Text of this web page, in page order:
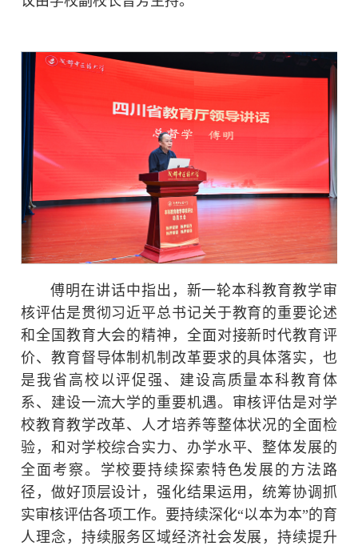
傅明在讲话中指出，新一轮本科教育教学审
核评估是贯彻习近平总书记关于教育的重要论述
和全国教育大会的精神，全面对接新时代教育评
价、教育督导体制机制改革要求的具体落实，也
是我省高校以评促强、建设高质量本科教育体
系、建设一流大学的重要机遇。审核评估是对学
校教育教学改革、人才培养等整体状况的全面检
验，和对学校综合实力、办学水平、整体发展的
全面考察。学校要持续探索特色发展的方法路
径，做好顶层设计，强化结果运用，统筹协调抓
实审核评估各项工作。要持续深化“以本为本”的育
人理念，持续服务区域经济社会发展，持续提升